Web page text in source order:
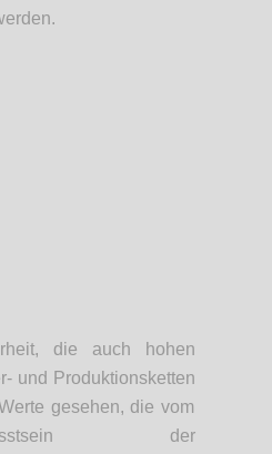
d ie auch hohen
und Produktionsketten
gesehen, die vom
der